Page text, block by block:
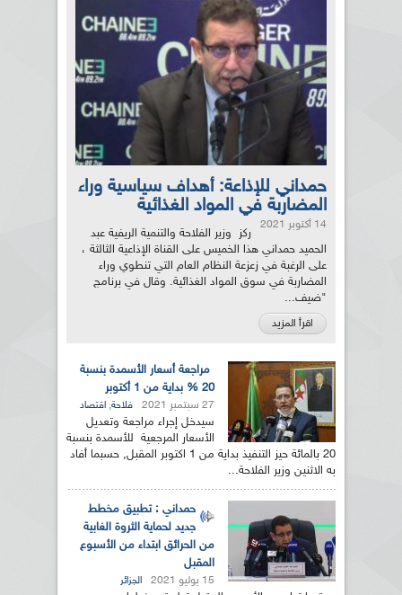
حمداني للإذاعة: أهداف سياسية وراء
المضاربة في المواد الغذائية
14 أكتوبر 2021
ركز وزير الفلاحة والتنمية الريفية عبد
الحميد حمداني هذا الخميس على القناة الإذاعية الثالثة ،
على الرغبة في زعزعة النظام العام التي تنطوي وراء
المضاربة في سوق المواد الغذائية. وقال في برنامج
"ضيف...
اقرأ المزيد
مراجعة أسعار الأسمدة بنسبة
20 % بداية من 1 أكتوبر
27 سبتمبر 2021 فلاحة, اقتصاد
سيدخل إجراء مراجعة وتعديل
الأسعار المرجعية للأسمدة بنسبة
20 بالمائة حيز التنفيذ بداية من 1 اكتوبر المقبل, حسبما أفاد
به الاثنين وزير الفلاحة...
حمداني : تطبيق مخطط
جديد لحماية الثروة الغابية
من الحرائق ابتداء من الأسبوع
المقبل
15 يوليو 2021 الجزائر